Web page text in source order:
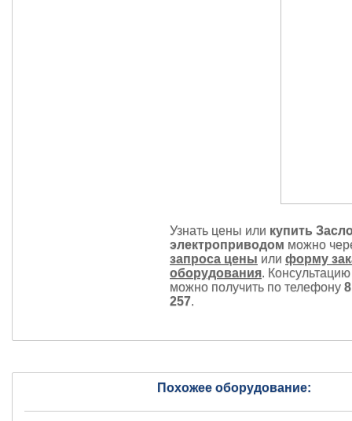
Узнать цены или купить
электроприводом можно
запроса цены или форму
оборудования.
можно получить по телефону
257.
Похожее оборудование: